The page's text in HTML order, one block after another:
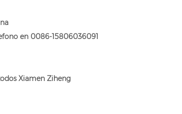
en 0086-15806036091
Xiamen Ziheng